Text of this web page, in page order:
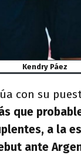
Kendry Páez
con su
que
a la
ante